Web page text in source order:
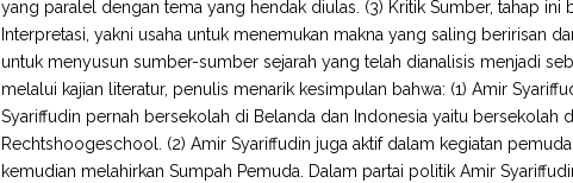
yang paralel dengan tema yang hendak diulas. (3) Kritik Sumber, tahap
Interpretasi, yakni usaha untuk menemukan makna yang saling beririsan
untuk menyusun sumber-sumber sejarah yang telah dianalisis menjadi
melalui kajian literatur, penulis menarik kesimpulan bahwa: (1) Amir
Syariffudin pernah bersekolah di Belanda dan Indonesia yaitu bersekolah
Rechtshoogeschool. (2) Amir Syariffudin juga aktif dalam kegiatan
kemudian melahirkan Sumpah Pemuda. Dalam partai politik Amir